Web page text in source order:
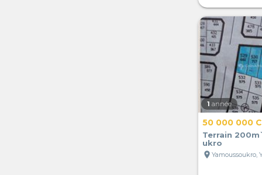
1 année
50 000 000
Terrain
ukro
location_on